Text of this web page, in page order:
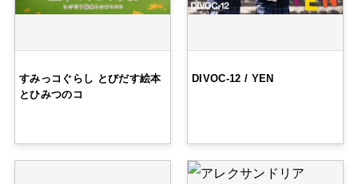
すみっコぐらし とびだす絵本
とひみつのコ
DIVOC-12 / YEN